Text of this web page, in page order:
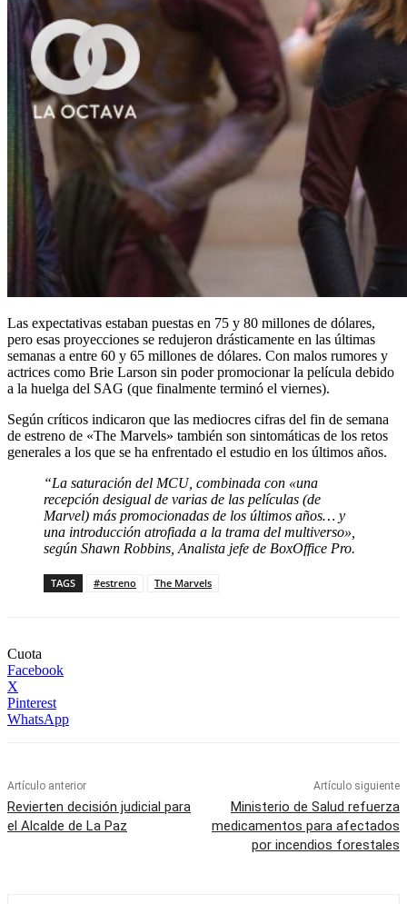
Las expectativas estaban puestas en 75 y 80 millones de dólares,
pero esas proyecciones se redujeron drásticamente en las últimas
semanas a entre 60 y 65 millones de dólares. Con malos rumores y
actrices como Brie Larson sin poder promocionar la película debido
a la huelga del SAG (que finalmente terminó el viernes).
Según críticos indicaron que las mediocres cifras del fin de semana
de estreno de «The Marvels» también son sintomáticas de los retos
generales a los que se ha enfrentado el estudio en los últimos años.
“La saturación del MCU, combinada con «una
recepción desigual de varias de las películas (de
Marvel) más promocionadas de los últimos años… y
una introducción atrofiada a la trama del multiverso»,
según Shawn Robbins, Analista jefe de BoxOffice Pro.
TAGS #estreno The Marvels
Cuota
Facebook
X
Pinterest
WhatsApp
Artículo anterior
Revierten decisión judicial para
el Alcalde de La Paz
Artículo siguiente
Ministerio de Salud refuerza
medicamentos para afectados
por incendios forestales